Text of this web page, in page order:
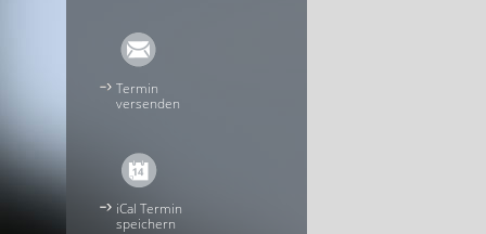
Termin
versenden
iCal Termin
speichern